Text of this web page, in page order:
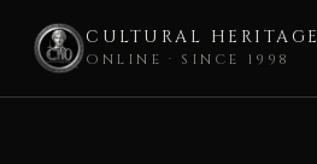
CULTURAL HERITAGE
ONLINE · SINCE 1998